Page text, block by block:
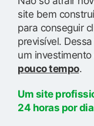
site bem
para conseguir
previsível.
um
pouco tempo.
Um site
24 horas por